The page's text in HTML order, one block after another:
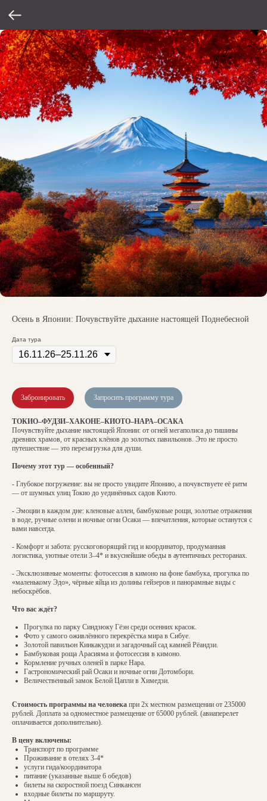
Осень в Японии: Почувствуйте дыхание настоящей Поднебесной
Дата тура
Забронировать Запросить программу тура
ТОКИО–ФУДЗИ–ХАКОНЕ–КИОТО–HAPA–ОСАКА
Почувствуйте дыхание настоящей Японии: от огней мегаполиса до тишины
древних храмов, от красных клёнов до золотых павильонов. Это не просто
путешествие — это перезагрузка для души.
Почему этот тур — особенный?
- Глубокое погружение: вы не просто увидите Японию, а почувствуете её ритм
— от шумных улиц Токио до уединённых садов Киото.
- Эмоции в каждом дне: кленовые аллеи, бамбуковые рощи, золотые отражения
в воде, ручные олени и ночные огни Осаки — впечатления, которые останутся с
вами навсегда.
- Комфорт и забота: русскоговорящий гид и координатор, продуманная
логистика, уютные отели 3–4* и вкуснейшие обеды в аутентичных ресторанах.
- Эксклюзивные моменты: фотосессия в кимоно на фоне бамбука, прогулка по
«маленькому Эдо», чёрные яйца из долины гейзеров и панорамные виды с
небоскрёбов.
Что вас ждёт?
Прогулка по парку Синдзюку Гёэн среди осенних красок.
Фото у самого оживлённого перекрёстка мира в Сибуе.
Золотой павильон Кинкакудзи и загадочный сад камней Рёандзи.
Бамбуковая роща Арасияма и фотосессия в кимоно.
Кормление ручных оленей в парке Нара.
Гастрономический рай Осаки и ночные огни Дотомбори.
Величественный замок Белой Цапли в Химедзи.
Стоимость программы на человека при 2х местном размещении от 235000
рублей. Доплата за одноместное размещение от 65000 рублей. (авиаперелет
оплачивается дополнительно).
В цену включены:
Транспорт по программе
Проживание в отелях 3-4*
услуги гида/координатора
питание (указанные выше 6 обедов)
билеты на скоростной поезд Синкансен
входные билеты по маршруту.